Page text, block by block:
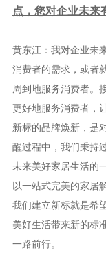
点，您对企业未来
黄东江：我对企业未
消费者的需求，或者
周到地服务消费者。
更好地服务消费者，
新标的品牌焕新，是
醒过程中，我们秉持
未来美好家居生活的
以一站式完美的家居
我们建立新标就是希
美好生活带来新的标
一路前行。